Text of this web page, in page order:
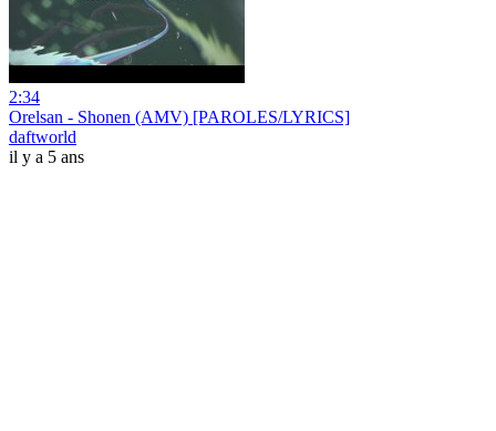
2:34
Orelsan - Shonen (AMV) [PAROLES/LYRICS]
daftworld
il y a 5 ans